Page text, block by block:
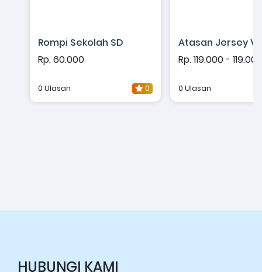
Rompi Sekolah SD
Rp. 60.000
0 Ulasan 0
Atasan Jersey
Rp. 119.000 - 119.000
0 Ulasan
HUBUNGI KAMI